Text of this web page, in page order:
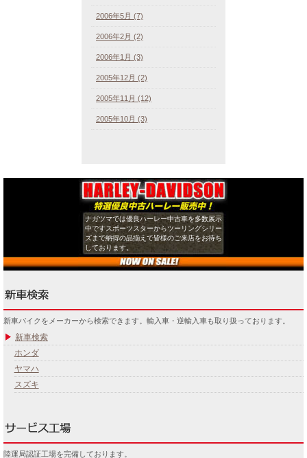
2006年5月 (7)
2006年2月 (2)
2006年1月 (3)
2005年12月 (2)
2005年11月 (12)
2005年10月 (3)
ナガツマでは優良ハーレー中古車を多数展示
中ですスポーツスターからツーリングシリー
ズまで納得の品揃えで皆様のご来店をお待ち
しております。
新車バイクをメーカーから検索できます。輸入車・逆輸入車も取り扱っております。
新車検索
ホンダ
ヤマハ
スズキ
陸運局認証工場を完備しております。